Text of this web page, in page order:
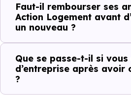
Faut-il rembourser ses
Action Logement avant
un nouveau ?
Que se passe-t-il si vous
d’entreprise après avoir
?